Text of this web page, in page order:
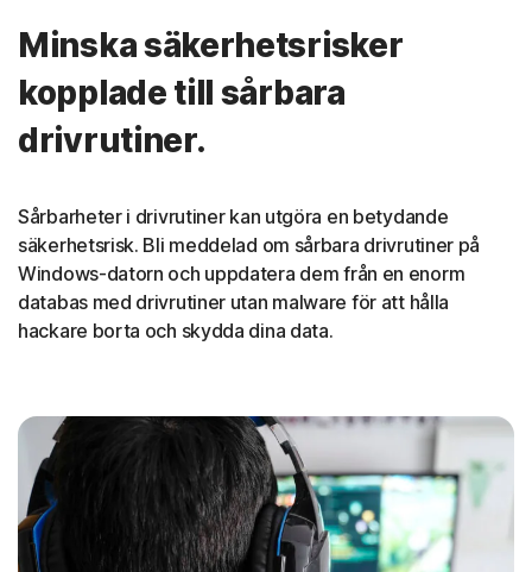
Minska säkerhetsrisker
kopplade till sårbara
drivrutiner.
Sårbarheter i drivrutiner kan utgöra en betydande
säkerhetsrisk. Bli meddelad om sårbara drivrutiner på
Windows-datorn och uppdatera dem från en enorm
databas med drivrutiner utan malware för att hålla
hackare borta och skydda dina data.